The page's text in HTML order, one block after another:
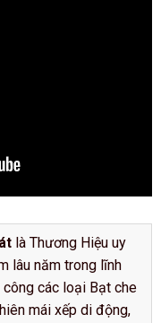
là Thương Hiệu uy
lâu năm trong lĩnh
các loại Bạt che
mái xếp di động,